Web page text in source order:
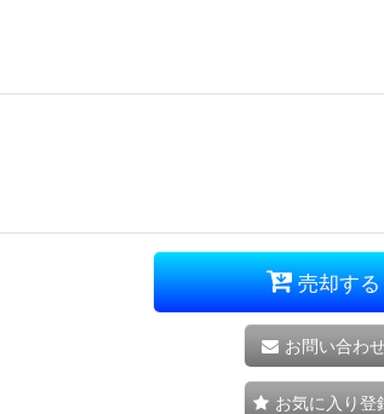
売却する
お問い合わ
お気に入り登